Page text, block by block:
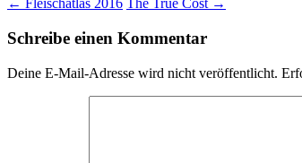
Beitragsnavigation
← Fleischatlas 2016 The True Cost →
Schreibe einen Kommentar
Deine E-Mail-Adresse wird nicht veröffentlicht.